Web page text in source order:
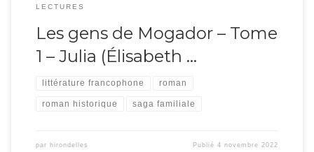
LECTURES
Les gens de Mogador – Tome
1 – Julia (Élisabeth …
littérature francophone roman
roman historique saga familiale
par hirondelles Publié4 novembre 2022